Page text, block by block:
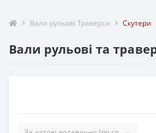
Вали рульові Траверси Скутери
Вали рульові та